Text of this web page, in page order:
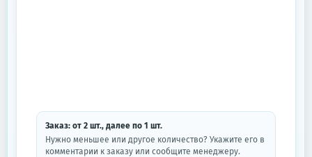
Заказ: от 2 шт., далее по 1 шт.
Нужно меньшее или другое количество? Укажите его в
комментарии к заказу или сообщите менеджеру.